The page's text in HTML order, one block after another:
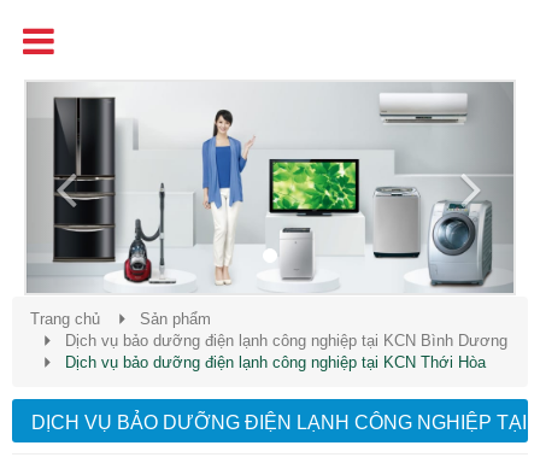
Previous
Trang chủ
Sản phẩm
Dịch vụ bảo dưỡng điện lạnh công nghiệp tại KCN Bình Dương
Dịch vụ bảo dưỡng điện lạnh công nghiệp tại KCN Thới Hòa
DỊCH VỤ BẢO DƯỠNG ĐIỆN LẠNH CÔNG NGHIỆP TẠI